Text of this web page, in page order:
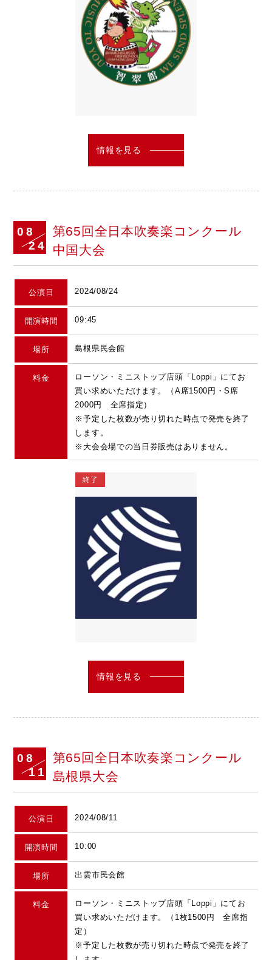
情報を見る
08
24
第65回全日本吹奏楽コンクール
中国大会
公演日 2024/08/24
開演時間 09:45
場所 島根県民会館
料金
ローソン・ミニストップ店頭「Loppi」にてお
買い求めいただけます。（A席1500円・S席
2000円 全席指定）
※予定した枚数が売り切れた時点で発売を終了
します。
※大会会場での当日券販売はありません。
終了
情報を見る
08
11
第65回全日本吹奏楽コンクール
島根県大会
公演日 2024/08/11
開演時間 10:00
場所 出雲市民会館
料金
ローソン・ミニストップ店頭「Loppi」にてお
買い求めいただけます。（1枚1500円 全席指
定）
※予定した枚数が売り切れた時点で発売を終了